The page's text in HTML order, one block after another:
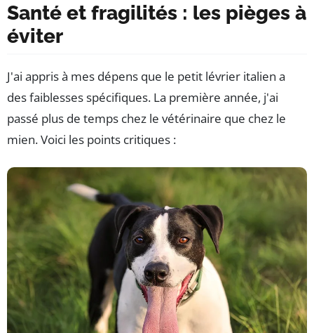
Santé et fragilités : les pièges à
éviter
J'ai appris à mes dépens que le petit lévrier italien a
des faiblesses spécifiques. La première année, j'ai
passé plus de temps chez le vétérinaire que chez le
mien. Voici les points critiques :